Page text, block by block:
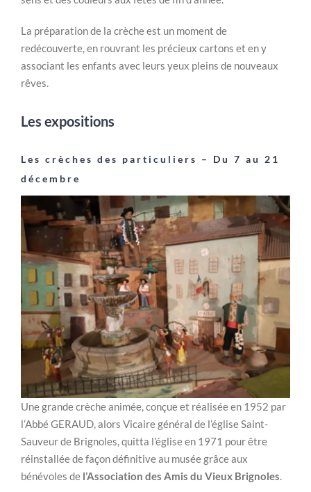
La préparation de la crèche est un moment de
redécouverte, en rouvrant les précieux cartons et en y
associant les enfants avec leurs yeux pleins de nouveaux
rêves.
Les expositions
Les crèches des particuliers – Du 7 au 21
décembre
Une grande crèche animée, conçue et réalisée en 1952 par
l’Abbé GERAUD, alors Vicaire général de l’église Saint-
Sauveur de Brignoles, quitta l’église en 1971 pour être
réinstallée de façon définitive au musée grâce aux
bénévoles de l’Association des Amis du Vieux Brignoles.